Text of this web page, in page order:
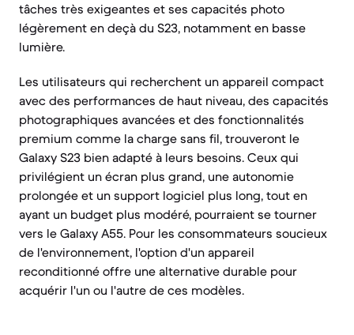
tâches très exigeantes et ses capacités photo
légèrement en deçà du S23, notamment en basse
lumière.
Les utilisateurs qui recherchent un appareil compact
avec des performances de haut niveau, des capacités
photographiques avancées et des fonctionnalités
premium comme la charge sans fil, trouveront le
Galaxy S23 bien adapté à leurs besoins. Ceux qui
privilégient un écran plus grand, une autonomie
prolongée et un support logiciel plus long, tout en
ayant un budget plus modéré, pourraient se tourner
vers le Galaxy A55. Pour les consommateurs soucieux
de l'environnement, l'option d'un appareil
reconditionné offre une alternative durable pour
acquérir l'un ou l'autre de ces modèles.